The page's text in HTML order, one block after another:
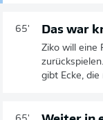
65' Das war
Ziko will eine
gibt Ecke,